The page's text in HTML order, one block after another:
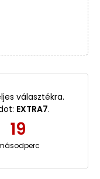
választékra.
EXTRA7.
18